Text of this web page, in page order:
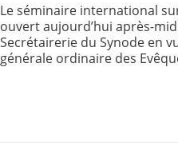
Le séminaire international
ouvert aujourd’hui après-
Secrétairerie du Synode en
générale ordinaire des